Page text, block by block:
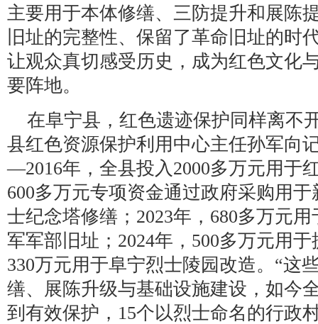
主要用于本体修缮、三防提升和展陈
旧址的完整性、保留了革命旧址的时
让观众真切感受历史，成为红色文化
要阵地。
在阜宁县，红色遗迹保护同样离不
县红色资源保护利用中心主任孙军向
—2016年，全县投入2000多万元用于
600多万元专项资金通过政府采购用
士纪念塔修缮；2023年，680多万元
军军部旧址；2024年，500多万元用
330万元用于阜宁烈士陵园改造。“这
缮、展陈升级与基础设施建设，如今
到有效保护，15个以烈士命名的行政